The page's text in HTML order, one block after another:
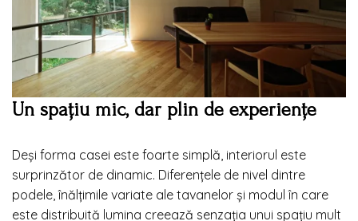
Un spațiu mic, dar plin de experiențe
Deși forma casei este foarte simplă, interiorul este
surprinzător de dinamic. Diferențele de nivel dintre
podele, înălțimile variate ale tavanelor și modul în care
este distribuită lumina creează senzația unui spațiu mult